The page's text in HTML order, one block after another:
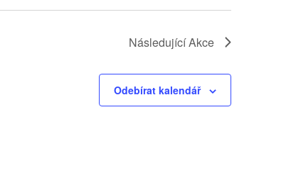
NásledujícíAkce
Odebírat kalendář